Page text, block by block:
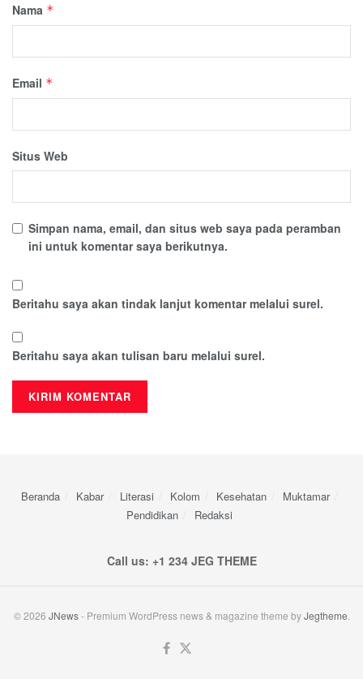
Nama *
Email *
Situs Web
Simpan nama, email, dan situs web saya pada peramban
ini untuk komentar saya berikutnya.
Beritahu saya akan tindak lanjut komentar melalui surel.
Beritahu saya akan tulisan baru melalui surel.
Beranda Kabar Literasi Kolom Kesehatan
Muktamar
Pendidikan
Redaksi
Call us: +1 234 JEG THEME
© 2026 JNews- Premium WordPress news & magazine theme byJegtheme